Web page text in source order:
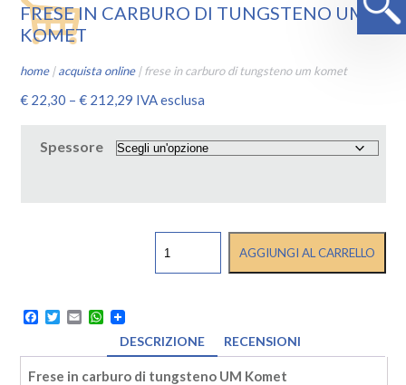
FRESE IN CARBURO DI TUNGSTENO UM
KOMET
home|acquista online|frese in carburo di tungsteno um komet
€ 22,30 –€ 212,29 IVA esclusa
Spessore
CARBURO
TUNGSTENO
UM
KOMET
quantità
AGGIUNGI AL CARRELLO
Facebook
TwitterEmailWhatsApp
DESCRIZIONE
RECENSIONI
Frese in carburo di tungsteno UM Komet